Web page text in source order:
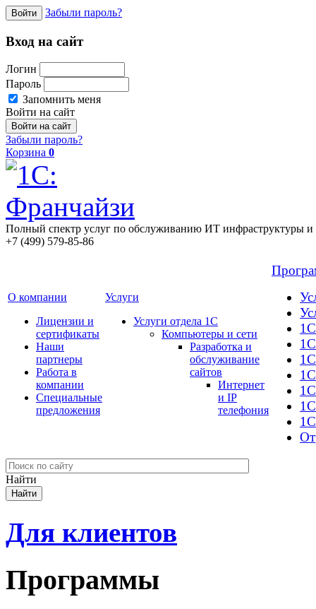
Войти Забыли пароль?
Вход на сайт
Логин
Пароль
Запомнить меня
Войти на сайт
Забыли пароль?
Корзина 0
Полный спектр услуг по обслуживанию ИТ инфраструктуры
+7 (499) 579-85-86
О компании
Лицензии и
сертификаты
Наши
партнеры
Работа в
компании
Специальные
предложения
Услуги
Услуги отдела 1С
Компьютеры и сети
Разработка и
обслуживание
сайтов
Интернет
и IP
телефония
Найти
Для клиентов
Программы